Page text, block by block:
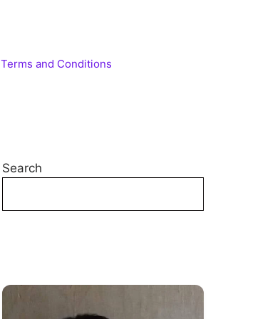
Terms and Conditions
Search